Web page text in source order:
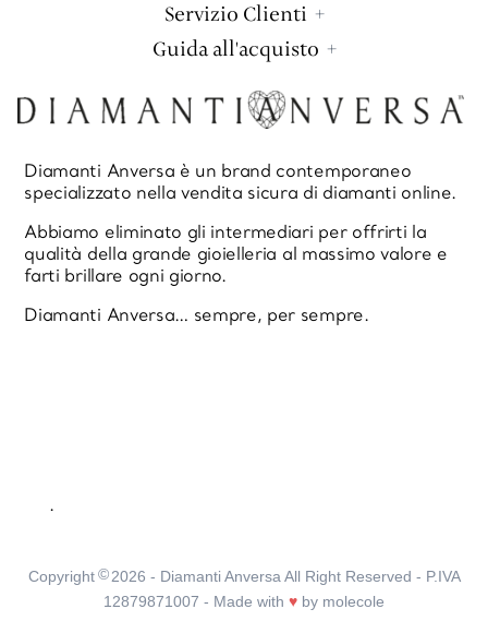
Servizio Clienti
Guida all'acquisto
Diamanti Anversa è un brand contemporaneo
specializzato nella vendita sicura di diamanti online.
Abbiamo eliminato gli intermediari per offrirti la
qualità della grande gioielleria al massimo valore e
farti brillare ogni giorno.
Diamanti Anversa… sempre, per sempre.
.
Copyright©2026 - Diamanti Anversa All Right Reserved - P.IVA
12879871007 - Made with ♥ by molecole